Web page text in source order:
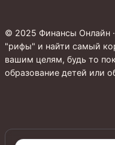
© 2025 Финансы Онлайн
"рифы" и найти самый
вашим целям, будь то
образование детей или